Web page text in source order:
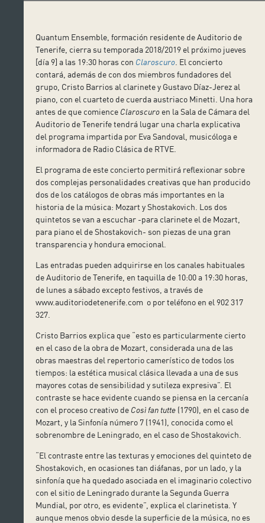
Quantum Ensemble, formación residente de Auditorio de
Tenerife, cierra su temporada 2018/2019 el próximo jueves
[día 9] a las 19:30 horas con Claroscuro . El concierto
contará, además de con dos miembros fundadores del
grupo, Cristo Barrios al clarinete y Gustavo Díaz-Jerez al
piano, con el cuarteto de cuerda austriaco Minetti. Una hora
antes de que comience Claroscuro en la Sala de Cámara del
Auditorio de Tenerife tendrá lugar una charla explicativa
del programa impartida por Eva Sandoval, musicóloga e
informadora de Radio Clásica de RTVE.
El programa de este concierto permitirá reflexionar sobre
dos complejas personalidades creativas que han producido
dos de los catálogos de obras más importantes en la
historia de la música: Mozart y Shostakovich. Los dos
quintetos se van a escuchar -para clarinete el de Mozart,
para piano el de Shostakovich- son piezas de una gran
transparencia y hondura emocional.
Las entradas pueden adquirirse en los canales habituales
de Auditorio de Tenerife, en taquilla de 10:00 a 19:30 horas,
de lunes a sábado excepto festivos, a través de
www.auditoriodetenerife.com o por teléfono en el 902 317
327.
Cristo Barrios explica que “esto es particularmente cierto
en el caso de la obra de Mozart, considerada una de las
obras maestras del repertorio camerístico de todos los
tiempos: la estética musical clásica llevada a una de sus
mayores cotas de sensibilidad y sutileza expresiva”. El
contraste se hace evidente cuando se piensa en la cercanía
con el proceso creativo de Così fan tutte (1790), en el caso de
Mozart, y la Sinfonía número 7 (1941), conocida como el
sobrenombre de Leningrado, en el caso de Shostakovich.
“El contraste entre las texturas y emociones del quinteto de
Shostakovich, en ocasiones tan diáfanas, por un lado, y la
sinfonía que ha quedado asociada en el imaginario colectivo
con el sitio de Leningrado durante la Segunda Guerra
Mundial, por otro, es evidente”, explica el clarinetista. Y
aunque menos obvio desde la superficie de la música, no es